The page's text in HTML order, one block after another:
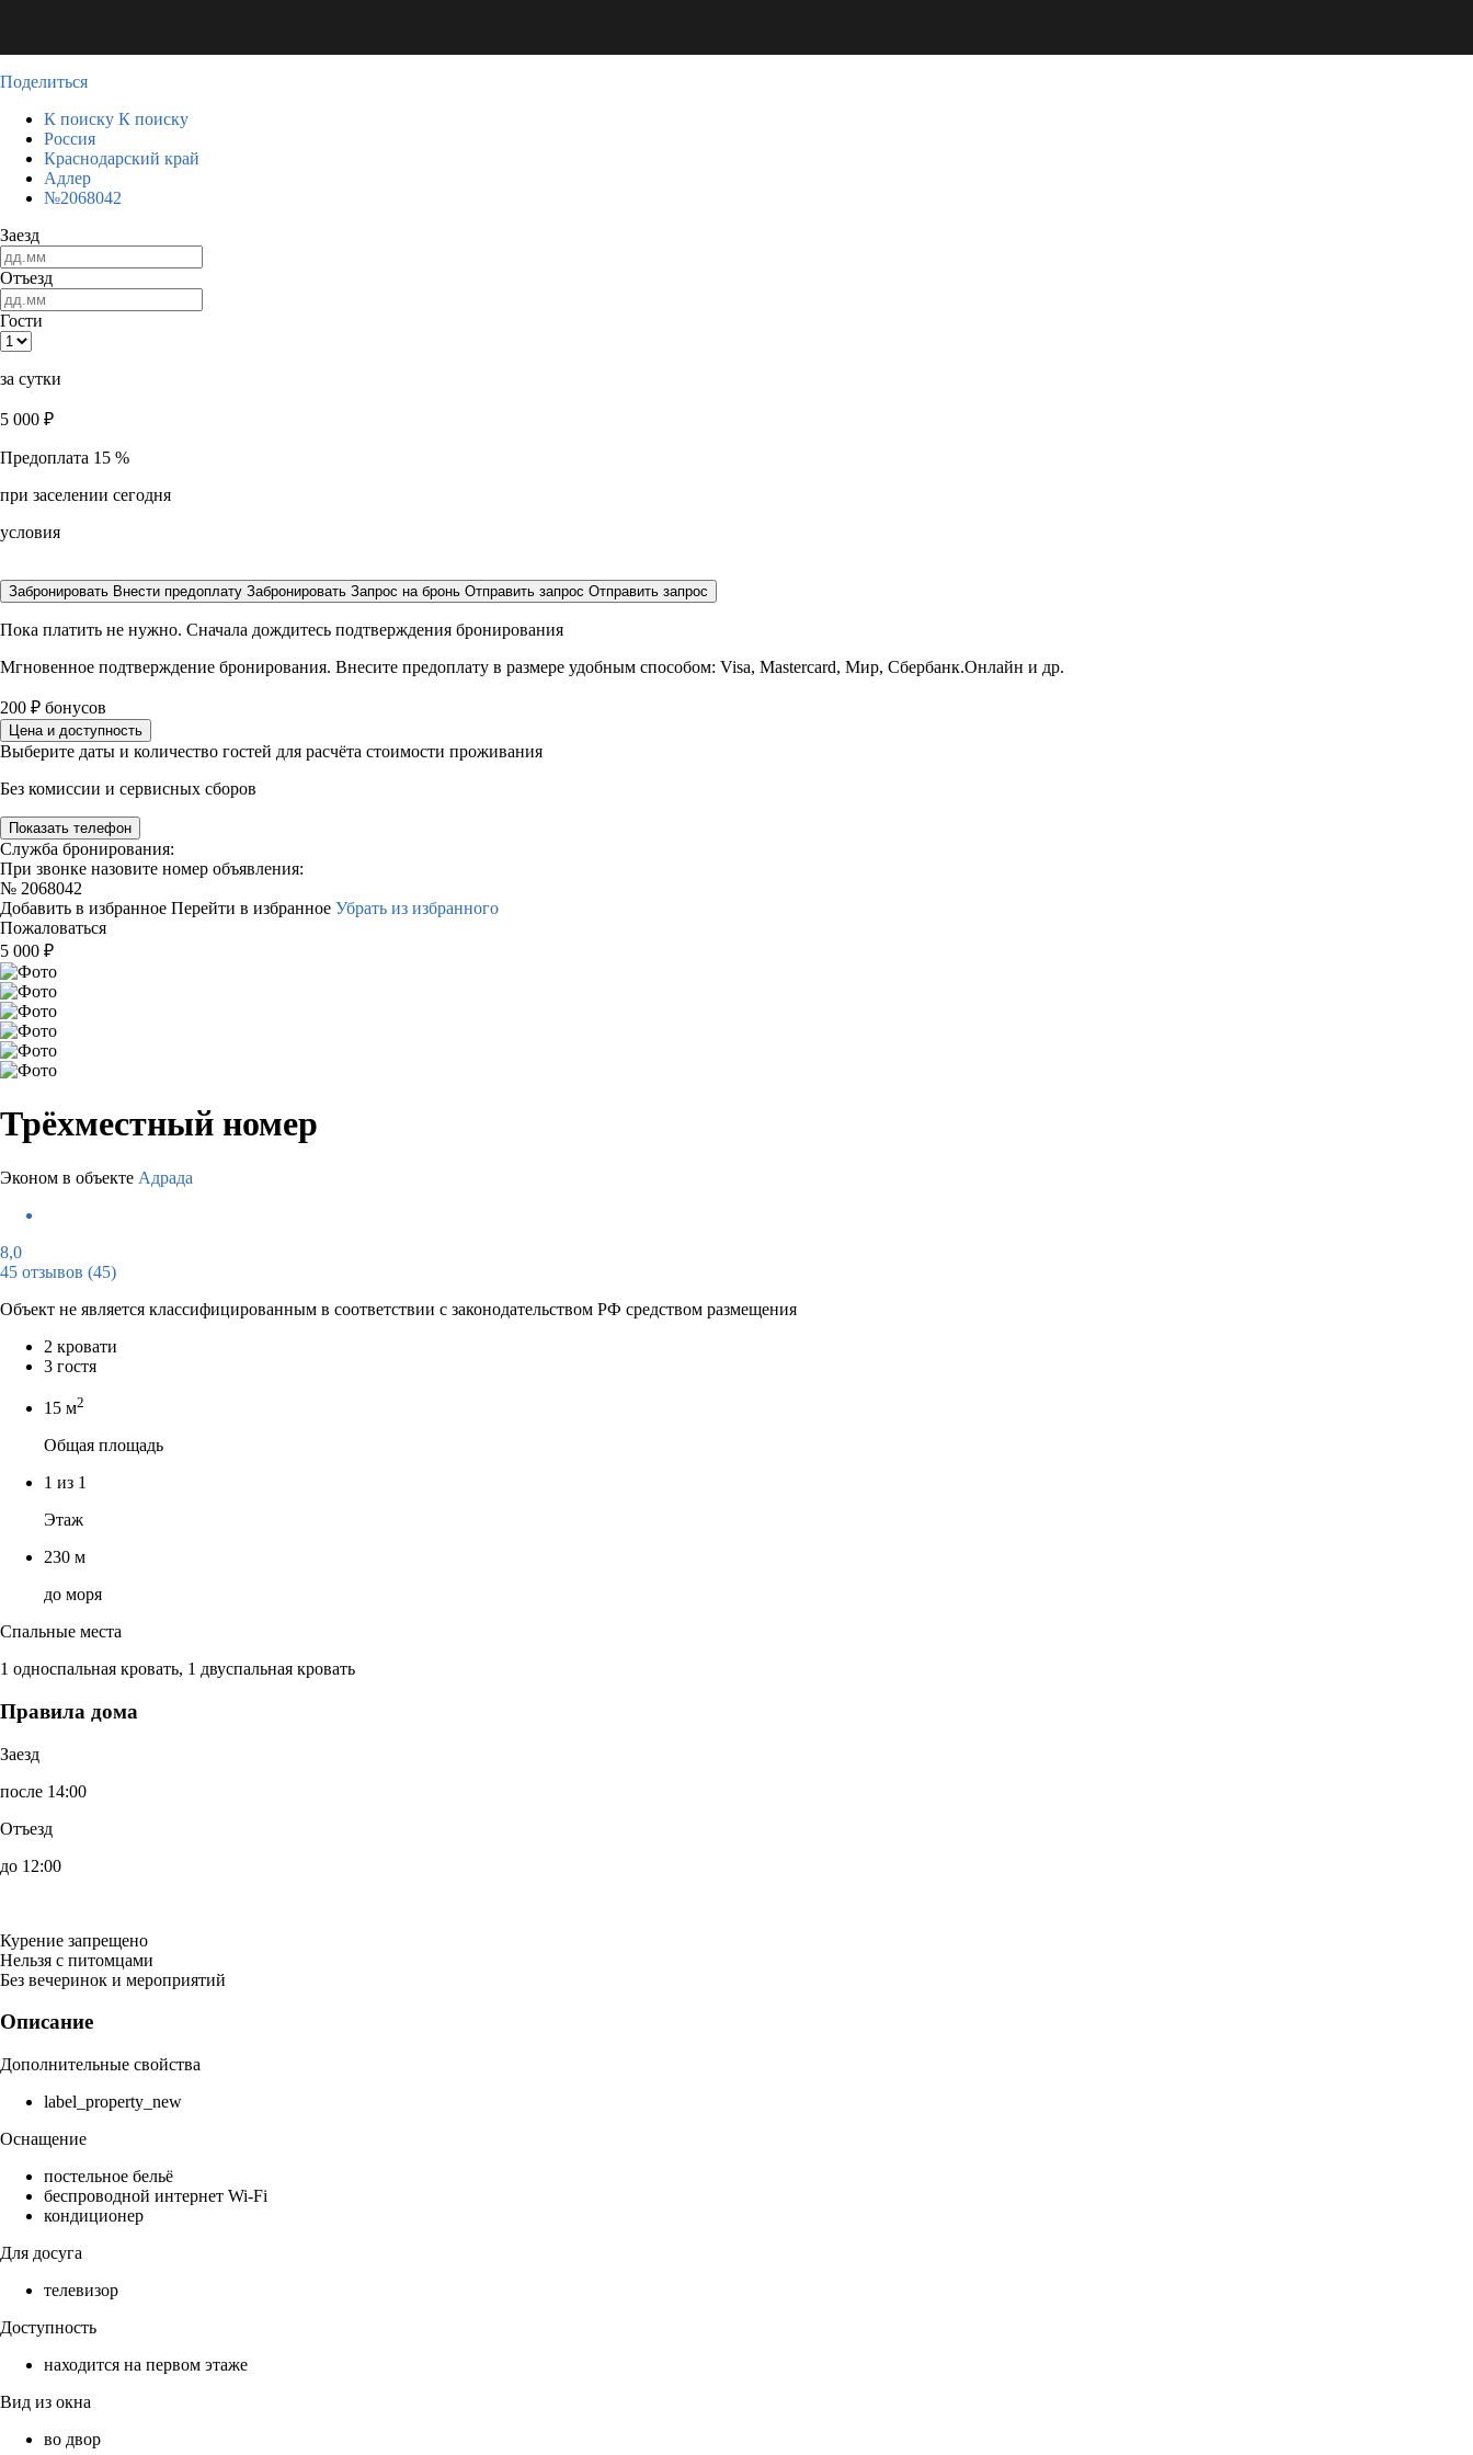
Поделиться
К поиску К поиску
Россия
Краснодарский край
Адлер
№2068042
Заезд
Отъезд
Гости
за сутки
5 000 ₽
Предоплата 15 %
при заселении сегодня
условия
Забронировать Внести предоплату Забронировать Запрос на бронь Отправить запрос Отправить запрос
Пока платить не нужно. Сначала дождитесь подтверждения бронирования
Мгновенное подтверждение бронирования. Внесите предоплату в размере удобным способом: Visa, Mastercard, Мир, Сбербанк.Онлайн и др.
200 ₽ бонусов
Цена и доступность
Выберите даты и количество гостей для расчёта стоимости проживания
Без комиссии и сервисных сборов
Показать телефон
Служба бронирования:
При звонке назовите номер объявления:
№ 2068042
Добавить в избранное Перейти в избранное Убрать из избранного
Пожаловаться
5 000 ₽
Трёхместный номер
Эконом в объекте Адрада
8,0
45 отзывов (45)
Объект не является классифицированным в соответствии с законодательством РФ средством размещения
2 кровати
3 гостя
15 м2
Общая площадь
1 из 1
Этаж
230 м
до моря
Спальные места
1 односпальная кровать, 1 двуспальная кровать
Правила дома
Заезд
после 14:00
Отъезд
до 12:00
Курение запрещено
Нельзя с питомцами
Без вечеринок и мероприятий
Описание
Дополнительные свойства
label_property_new
Оснащение
постельное бельё
беспроводной интернет Wi-Fi
кондиционер
Для досуга
телевизор
Доступность
находится на первом этаже
Вид из окна
во двор